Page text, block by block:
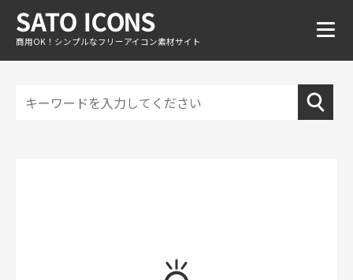
商用OK！シンプルなフリーアイコン素材サイト